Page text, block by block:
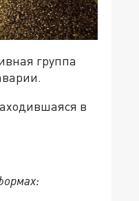
группа
в